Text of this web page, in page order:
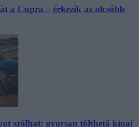
a Cupra – érkezik az olcsóbb
szólhat: gyorsan tölthető kínai